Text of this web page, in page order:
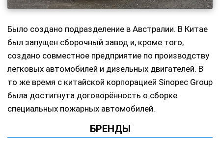
Было создано подразделение в Австралии. В Китае
был запущен сборочный завод и, кроме того,
создано совместное предприятие по производству
легковых автомобилей и дизельных двигателей. В
то же время с китайской корпорацией Sinopec Group
была достигнута договорённость о сборке
специальных пожарных автомобилей.
БРЕНДЫ